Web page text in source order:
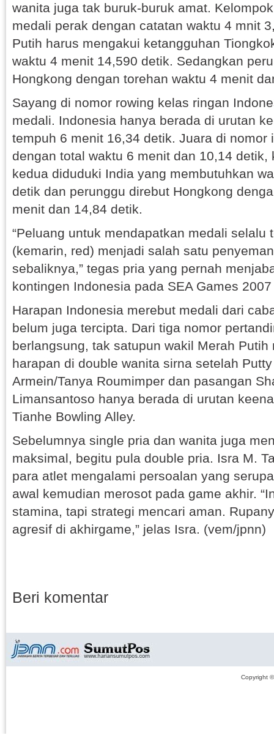
wanita juga tak buruk-buruk amat.
medali perak dengan catatan waktu 4 mnit
Putih harus mengakui ketangguhan
waktu 4 menit 14,590 detik. Sedangkan
Hongkong dengan torehan waktu 4 menit
Sayang di nomor rowing kelas ringan
medali. Indonesia hanya berada di urutan
tempuh 6 menit 16,34 detik. Juara di nomor
dengan total waktu 6 menit dan 10,14 detik,
kedua diduduki India yang membutuhkan
detik dan perunggu direbut Hongkong
menit dan 14,84 detik.
“Peluang untuk mendapatkan medali selalu
(kemarin, red) menjadi salah satu
sebaliknya,” tegas pria yang pernah
kontingen Indonesia pada SEA Games
Harapan Indonesia merebut medali dari
belum juga tercipta. Dari tiga nomor
berlangsung, tak satupun wakil Merah
harapan di double wanita sirna setelah
Armein/Tanya Roumimper dan pasangan
Limansantoso hanya berada di urutan
Tianhe Bowling Alley.
Sebelumnya single pria dan wanita juga
maksimal, begitu pula double pria. Isra M.
para atlet mengalami persoalan yang
awal kemudian merosot pada game akhir.
stamina, tapi strategi mencari aman.
agresif di akhirgame,” jelas Isra. (vem/jpnn)
Beri komentar
Copyright